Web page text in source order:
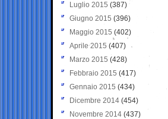
Luglio 2015 (387)
Giugno 2015 (396)
Maggio 2015 (402)
Aprile 2015 (407)
Marzo 2015 (428)
Febbraio 2015 (417)
Gennaio 2015 (434)
Dicembre 2014 (454)
Novembre 2014 (437)